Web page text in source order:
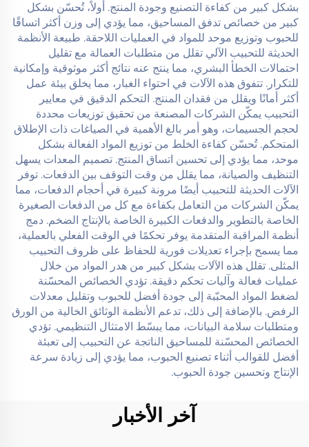
بشكل كبير من كفاءة التصنيع وجودة المنتج. أولاً، تُحسّن بشكل
كبير من خصائص تدفق المساحيق، مما يؤدي إلى وزن أكثر اتساقًا
للحبوب وتوزيع موحد للمواد في العمليات اللاحقة. طبيعة الأنظمة
الحديثة للتحبيب الآلي تقلل من متطلبات العمالة مع تقليل
احتمالات الخطأ البشري، مما ينتج عنه نتائج أكثر موثوقية وإمكانية
للتكرار. تتفوق هذه الآلات في احتواء الغبار، مما يخلق بيئة عمل
أكثر أمانًا ويقلل من فقدان المنتج. التحكم الدقيق في معايير
التحبيب يمكّن الشركات المصنعة من تحقيق توزيعات محددة
لحجم الجسيمات، وهو أمر بالغ الأهمية في الصياغات ذات الإطلاق
المتحكم. تُحسّن كفاءة الخلط من توزيع المواد الفعالة بشكل
موحد، مما يؤدي إلى تحسين اتساق المنتج. تصميم المعدات يسهل
التنظيف والصيانة، مما يقلل من وقت التوقف بين الدفعات. توفر
الآلات الحديثة للتحبيب أيضًا مرونة كبيرة في أحجام الدفعات، مما
يمكّن الشركات من التعامل بكفاءة مع كل من الدفعات الصغيرة
الخاصة بالتطوير والدفعات الكبيرة الخاصة بالإنتاج الضخم. دمج
أنظمة المراقبة المتقدمة يوفر تحكمًا في الوقت الفعلي بالعملية،
مما يسمح بإجراء تعديلات فورية للحفاظ على ظروف التحبيب
المثلى. تقلل هذه الآلات بشكل كبير من هدر المواد من خلال
عمليات فعالة وآليات تحكم دقيقة. تؤدي الخصائص المحسّنة
لضغط المواد المحبّبة إلى جودة أفضل للحبوب وتقليل معدلات
الرفض. بالإضافة إلى ذلك، تدعم الأنظمة الوثائق الخالية من الورق
ومتطلبات سلامة البيانات، مما يبسّط الامتثال التنظيمي. تؤدي
الخصائص المحسّنة للمساحيق الناتجة عن التحبيب إلى تعبئة
أفضل للقوالب أثناء تصنيع الحبوب، مما يؤدي إلى زيادة سرعة
الإنتاج وتحسين جودة الحبوب.
آخر الأخبار